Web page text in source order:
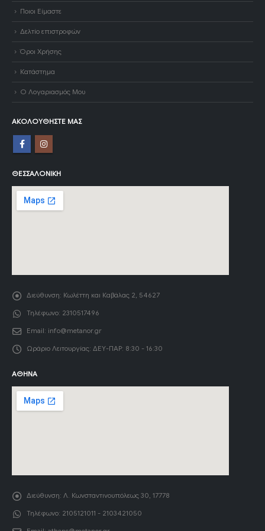
Ποιοι Είμαστε
Δελτίο επιστροφών
Όροι Χρήσης
Κατάστημα
Ο Λογαριασμός Μου
ΑΚΟΛΟΥΘΉΣΤΕ ΜΑΣ
ΘΕΣΣΑΛΟΝΊΚΗ
Διεύθυνση: Κωλέττη και Καβάλας 2, 54627
Τηλέφωνο: 2310517496
Email: info@metanor.gr
Ωράριο Λειτουργίας: ΔΕΥ-ΠΑΡ: 8:30 - 16:30
ΑΘΉΝΑ
Διεύθυνση: Λ. Κωνσταντινουπόλεως 30, 17778
Τηλέφωνο: 2105121011 - 2103421050